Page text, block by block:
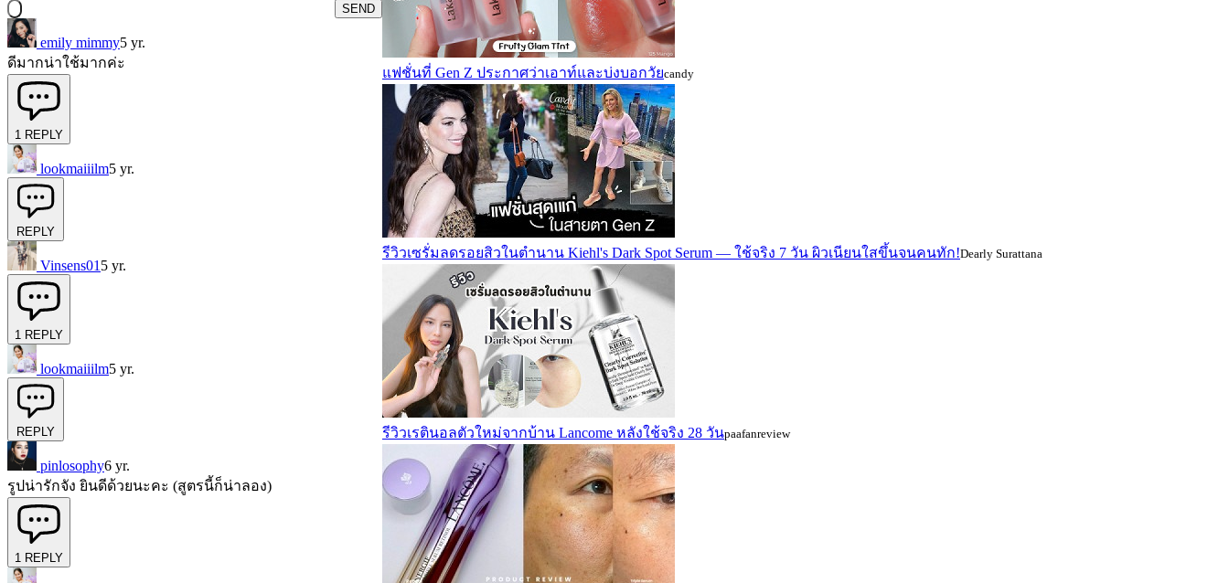
SEND
emily mimmy5 yr.
ดีมากน่าใช้มากค่ะ
1 REPLY
lookmaiiilm5 yr.
REPLY
Vinsens01 5 yr.
1 REPLY
lookmaiiilm5 yr.
REPLY
pinlosophy6 yr.
รูปน่ารักจัง ยินดีด้วยนะคะ (สูตรนี้ก็น่าลอง)
1 REPLY
แฟชั่นที่ Gen Z ประกาศว่าเอาท์และบ่งบอกวัยcandy
รีวิวเซรั่มลดรอยสิวในตำนาน Kiehl's Dark Spot Serum — ใช้จริง 7 วัน ผิวเนียนใสขึ้นจนคนทัก!Dearly Surattana
รีวิวเรตินอลตัวใหม่จากบ้าน Lancome หลังใช้จริง 28 วันpaafanreview